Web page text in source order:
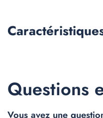
Questions
Vous avez une